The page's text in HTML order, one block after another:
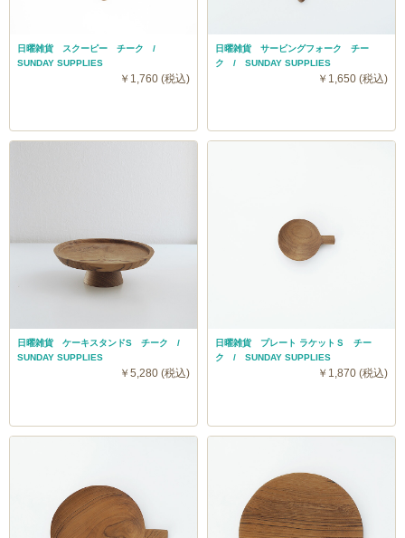
日曜雑貨 スクーピー チーク /
SUNDAY SUPPLIES
￥1,760 (税込)
日曜雑貨 サービングフォーク チー
ク / SUNDAY SUPPLIES
￥1,650 (税込)
日曜雑貨 ケーキスタンドS チーク /
SUNDAY SUPPLIES
￥5,280 (税込)
日曜雑貨 プレート ラケットＳ チー
ク / SUNDAY SUPPLIES
￥1,870 (税込)